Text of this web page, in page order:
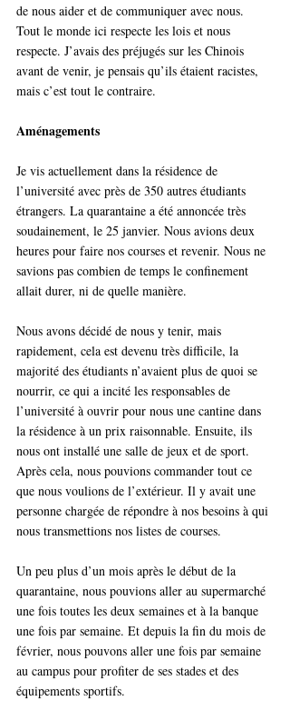
de nous aider et de communiquer avec nous.
Tout le monde ici respecte les lois et nous
respecte. J’avais des préjugés sur les Chinois
avant de venir, je pensais qu’ils étaient racistes,
mais c’est tout le contraire.
Aménagements
Je vis actuellement dans la résidence de
l’université avec près de 350 autres étudiants
étrangers. La quarantaine a été annoncée très
soudainement, le 25 janvier. Nous avions deux
heures pour faire nos courses et revenir. Nous ne
savions pas combien de temps le confinement
allait durer, ni de quelle manière.
Nous avons décidé de nous y tenir, mais
rapidement, cela est devenu très difficile, la
majorité des étudiants n’avaient plus de quoi se
nourrir, ce qui a incité les responsables de
l’université à ouvrir pour nous une cantine dans
la résidence à un prix raisonnable. Ensuite, ils
nous ont installé une salle de jeux et de sport.
Après cela, nous pouvions commander tout ce
que nous voulions de l’extérieur. Il y avait une
personne chargée de répondre à nos besoins à qui
nous transmettions nos listes de courses.
Un peu plus d’un mois après le début de la
quarantaine, nous pouvions aller au supermarché
une fois toutes les deux semaines et à la banque
une fois par semaine. Et depuis la fin du mois de
février, nous pouvons aller une fois par semaine
au campus pour profiter de ses stades et des
équipements sportifs.